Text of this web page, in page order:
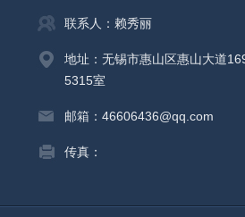
联系人：赖秀丽
地址：无锡市惠山区惠山大道
5315室
邮箱：46606436@qq.com
传真：